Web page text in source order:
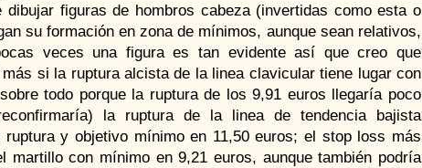
dibujar figuras de hombros cabeza (invertidas como esta o
su formación en zona de mínimos, aunque sean relativos,
veces una figura es tan evidente así que creo que
si la ruptura alcista de la linea clavicular tiene lugar con
todo porque la ruptura de los 9,91 euros llegaría poco
la ruptura de la linea de tendencia bajista
ruptura y objetivo mínimo en 11,50 euros; el stop loss más
martillo con mínimo en 9,21 euros, aunque también podría